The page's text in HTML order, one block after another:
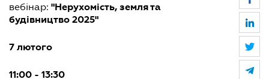
вебінар: "Нерухомість, земля та
будівництво 2025"
7 лютого
11:00 - 13:30